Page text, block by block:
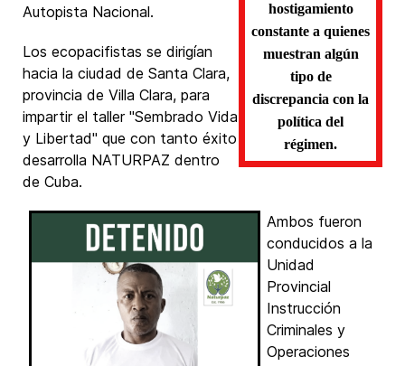
hostigamiento
constante a quienes
muestran algún
tipo de
discrepancia con la
política del
régimen.
Autopista Nacional.
Los ecopacifistas se dirigían
hacia la ciudad de Santa Clara,
provincia de Villa Clara, para
impartir el taller "Sembrado Vida
y Libertad" que con tanto éxito
desarrolla NATURPAZ dentro
de Cuba.
Ambos fueron
conducidos a la
Unidad
Provincial
Instrucción
Criminales y
Operaciones